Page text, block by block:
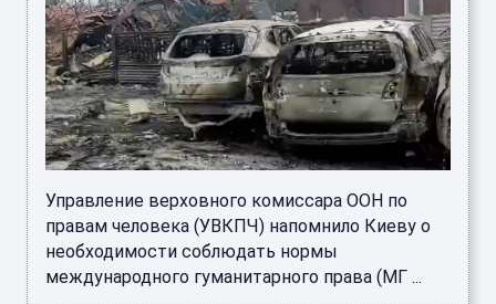
Управление верховного комиссара ООН по
правам человека (УВКПЧ) напомнило Киеву о
необходимости соблюдать нормы
международного гуманитарного права (МГ ...